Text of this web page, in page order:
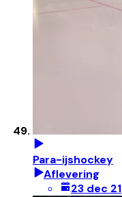
Para-ijshockey
Aflevering
23 dec 21